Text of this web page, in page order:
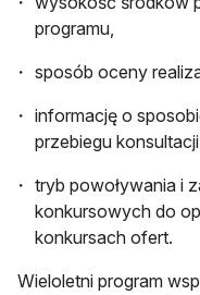
programu,
sposób oceny
informację o
przebiegu
tryb powoływania i
konkursowych do
konkursach ofert.
Wieloletni program